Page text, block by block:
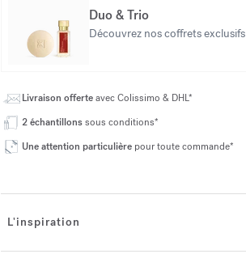
Duo & Trio
Découvrez nos coffrets exclusifs
Livraison offerteavec Colissimo & DHL*
2 échantillonssous conditions*
Une attention particulière pour toute commande*
L'inspiration